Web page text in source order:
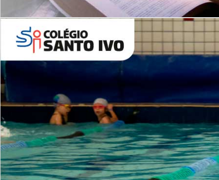
Leituras Literárias
ALUNOS NOVOS
Entre em Contato